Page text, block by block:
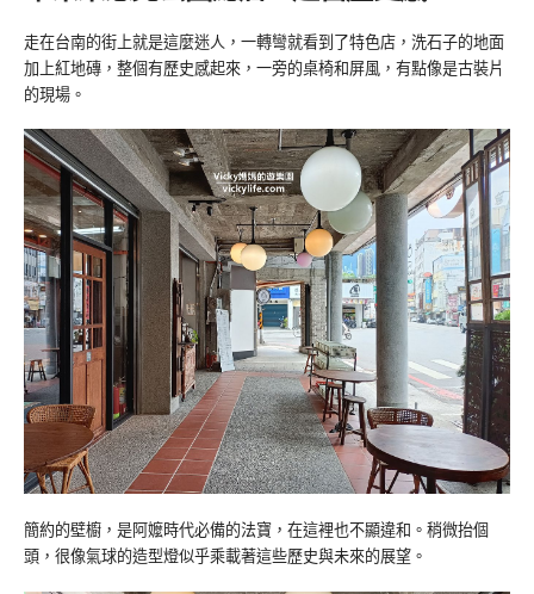
走在台南的街上就是這麼迷人，一轉彎就看到了特色店，洗石子的地面
加上紅地磚，整個有歷史感起來，一旁的桌椅和屏風，有點像是古裝片
的現場。
簡約的壁櫥，是阿嬤時代必備的法寶，在這裡也不顯違和。稍微抬個
頭，很像氣球的造型燈似乎乘載著這些歷史與未來的展望。